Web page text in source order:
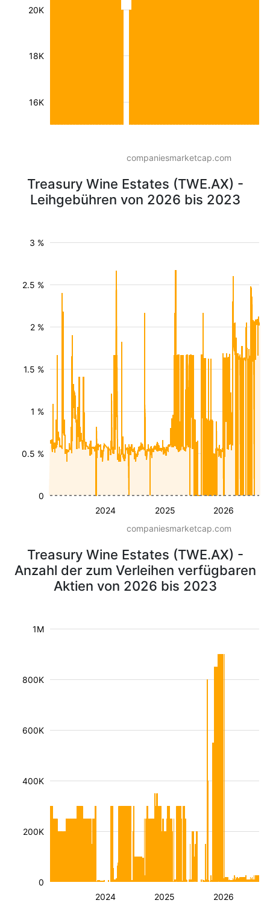
16K
18K
20K
companiesmarketcap.com
Treasury Wine Estates (TWE.AX) -
Leihgebühren von 2026 bis 2023
2024 2025 2026
0.5 %
1 %
1.5 %
2 %
2.5 %
3 %
0
companiesmarketcap.com
Treasury Wine Estates (TWE.AX) -
Anzahl der zum Verleihen verfügbaren
Aktien von 2026 bis 2023
2024 2025 2026
200K
400K
600K
800K
1M
0